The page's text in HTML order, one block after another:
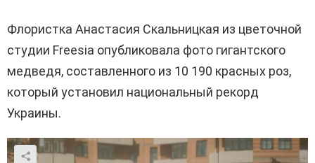
Флористка Анастасия Скальницкая из цветочной
студии Freesia опубликовала фото гигантского
медведя, составленного из 10 190 красных роз,
который установил национальный рекорд
Украины.